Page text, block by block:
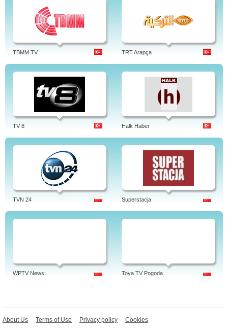
TBMM TV TRT Arapça
TV 8 Halk Haber
TVN 24 Superstacja
WPTV News Toya TV Pogoda
About Us Terms of Use Privacy policy Cookies